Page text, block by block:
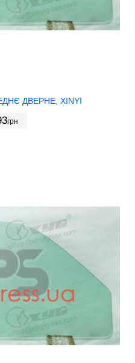
ДВЕРНЕ, XINYI
грн